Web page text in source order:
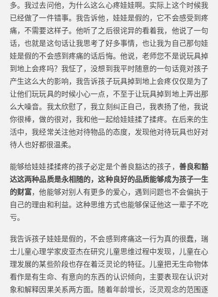
多。我过去问他，为什么这么心疼娃娃啊。实际上这个时候我
已经做了一件错事。我告诉他，娃娃是假的，它不会感受到疼
痛，不需要这样子。他听了之后很诧异的看着我，他说了一句
话，也就是这句话让我思考了好多事情，也让我为自己那句娃
娃是假的不会感到疼痛的话后悔。他说，老师您不是说玩具掉
到地上会疼吗？我怔了，没想到我平时随意的一句话竟对孩子
产生这么大的影响，我告诉孩子玩具掉到地上会疼仅仅是为了
让他们玩玩具的时候小心一点，不至于让玩具掉到地上弄出那
么大噪音。我太欣慰了，我立刻纠正自己，我表扬了他，我说
你很棒，做的很对，我和他一起给娃娃揉了揉疼。在后来的生
活中，我经常关注他对待物品的态度，发现他对待玩具也好对
待人也好都很温柔。
能够给娃娃揉揉疼的孩子必定是个善良豁达的孩子， 善良和豁
达这两种品质是永相随的，这种良好的品质能够成为孩子一生
的财富，他能够对别人有更多的爱心，遇到问题也不会偏执于
自己的理由和利益。这种思维方式也能够保证他这一辈子不吃
亏。
我告诉孩子娃娃是假的，不会感到疼痛这一行为真的很蠢，瑞
士儿童心理学家皮亚杰在研究儿童思维过程中发现，儿童在心
理发展的某些阶段也存在着泛灵论的特征。儿童把无生命物体
看作是有生命、有意向的东西的认识倾向，主要表现在认识对
象和解释因果关系两方面。随着年龄增长，泛灵观念的范围逐